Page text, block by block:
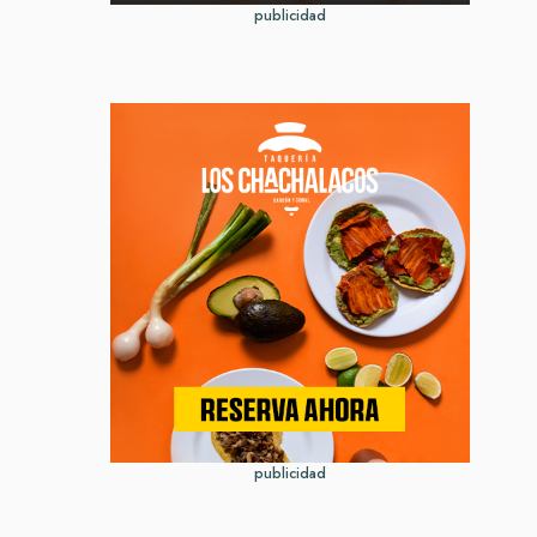
publicidad
publicidad